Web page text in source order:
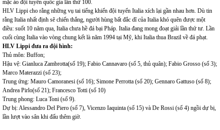
mặc áo đội tuyển quốc gia lần thứ 100.
HLV Lippi cho rằng những vụ tai tiếng khiến đội tuyển Italia xích lại gần nhau hơn. Dù tin
rằng Italia nhất định sẽ chiến thắng, người hùng bất đắc dĩ của Italia khó quên được một
điều: suốt 10 năm qua, Italia chưa hề đá bại Pháp. Italia đang mong đoạt giải lần thứ tư. Lần
cuối cùng Italia vào vòng chung kết là năm 1994 tại Mỹ, khi Italia thua Brazil về đá phạt.
HLV Lippi đưa ra đội hình:
Thủ môn: Buffon;
Hậu vệ: Gianluca Zambrotta(số 19); Fabio Cannavaro (số 5, thủ quân); Fabio Grosso (số 3);
Marco Materazzi (số 23);
Trung ứng: Mauro Camoranesi (số 16); Simone Perrotta (số 20); Gennaro Gattuso (số 8);
Andrea Pirlo(số 21); Francesco Totti (số 10)
Trung phong: Luca Toni (số 9).
Dự bị: Alessandro Del Piero (số 7), Vicenzo Iaquinta (số 15) và De Rossi (số 4) ngồi dự bị,
lần lượt vào sân khi đấu thêm giờ.